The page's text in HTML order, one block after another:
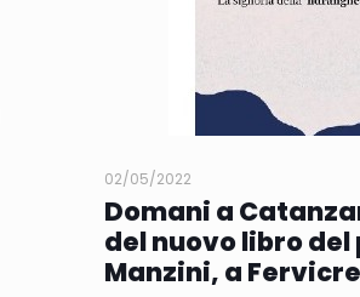
02/05/2022
Domani a
del nuovo libro
Manzini, a